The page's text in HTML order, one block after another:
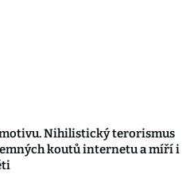
Nihilistický terorismus
koutů internetu a míří i